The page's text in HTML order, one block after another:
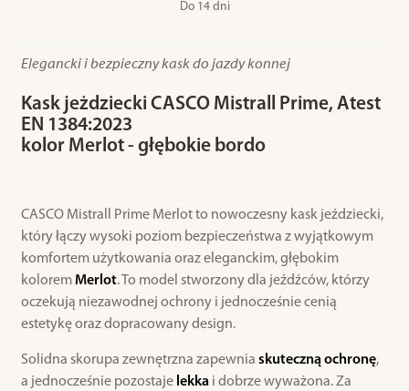
Do 14 dni
Elegancki i bezpieczny kask do jazdy konnej
Kask jeżdziecki CASCO Mistrall Prime, Atest
EN 1384:2023
kolor Merlot - głębokie bordo
CASCO Mistrall Prime Merlot to nowoczesny kask jeździecki,
który łączy wysoki poziom bezpieczeństwa z wyjątkowym
komfortem użytkowania oraz eleganckim, głębokim
koloremMerlot. To model stworzony dla jeźdźców, którzy
oczekują niezawodnej ochrony i jednocześnie cenią
estetykę oraz dopracowany design.
Solidna skorupa zewnętrzna zapewnia skuteczną ochronę,
a jednocześnie pozostaje lekkai dobrze wyważona. Za